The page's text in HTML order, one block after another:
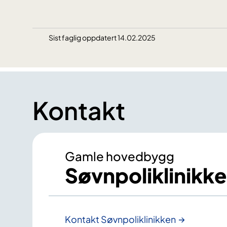
Sist faglig oppdatert 14.02.2025
Kontakt
Gamle hovedbygg
Kontakt Søvnpoliklinikken